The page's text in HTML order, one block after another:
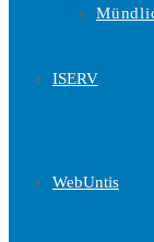
ISERV
WebUntis